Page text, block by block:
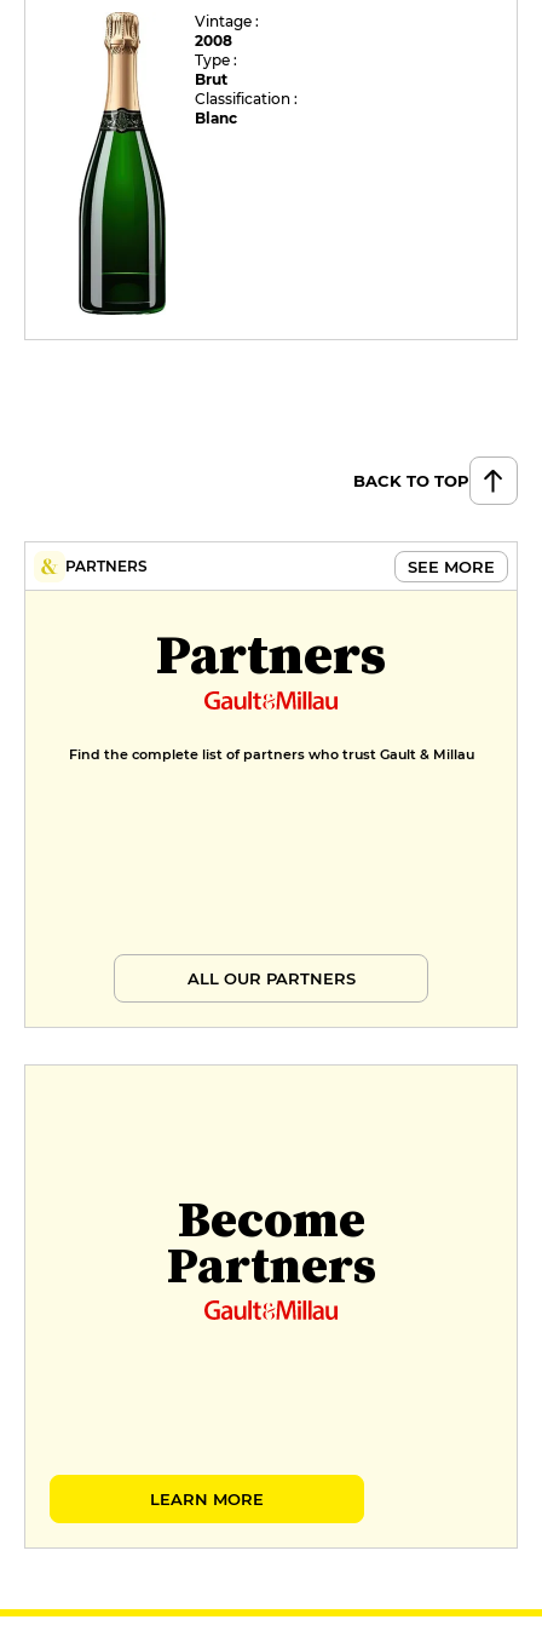
Vintage :
2008
Type :
Brut
Classification :
Blanc
BACK TO TOP
PARTNERS SEE MORE
Partners
Find the complete list of partners who trust Gault & Millau
ALL OUR PARTNERS
Become
Partners
LEARN MORE